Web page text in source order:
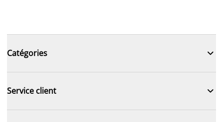
Catégories 
Service client 